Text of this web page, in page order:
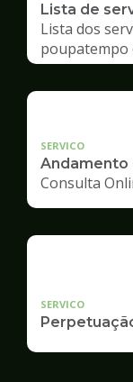
Lista de
Lista dos
poupatempo
SERVICO
Andamento
Consulta
SERVICO